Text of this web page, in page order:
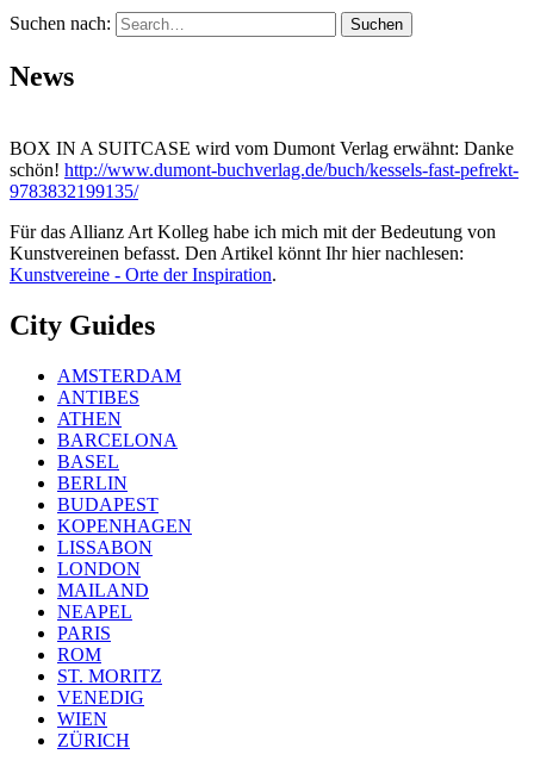
Suchen nach:
News
BOX IN A SUITCASE wird vom Dumont Verlag erwähnt: Danke
schön! http://www.dumont-buchverlag.de/buch/kessels-fast-pefrekt-
9783832199135/
Für das Allianz Art Kolleg habe ich mich mit der Bedeutung von
Kunstvereinen befasst. Den Artikel könnt Ihr hier nachlesen:
Kunstvereine - Orte der Inspiration.
City Guides
AMSTERDAM
ANTIBES
ATHEN
BARCELONA
BASEL
BERLIN
BUDAPEST
KOPENHAGEN
LISSABON
LONDON
MAILAND
NEAPEL
PARIS
ROM
ST. MORITZ
VENEDIG
WIEN
ZÜRICH